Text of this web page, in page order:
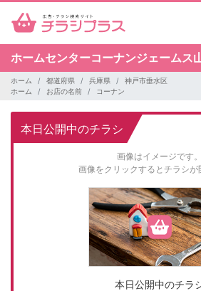
ホームセンターコーナンジェームス
ホーム 都道府県 兵庫県
神戸市垂水区
ホーム
お店の名前 コーナン
本日公開中のチラシ
画像はイメージです。
画像をクリックするとチラシが
本日公開中のチラ